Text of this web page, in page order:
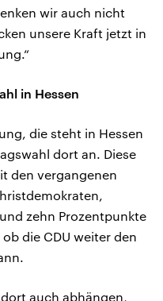
wir auch nicht
unsere Kraft jetzt in
in Hessen
die steht in Hessen
dort an. Diese
den vergangenen
zehn Prozentpunkte
die CDU weiter den
auch abhängen,